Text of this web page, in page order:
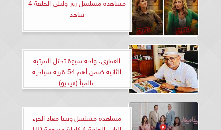
شاهد
العماري: واحة سيوة تحتل المرتبة
الثانية ضمن أهم 54 قرية سياحية
عالمياً (فيديو)
مشاهدة مسلسل وبينا معاد الجزء